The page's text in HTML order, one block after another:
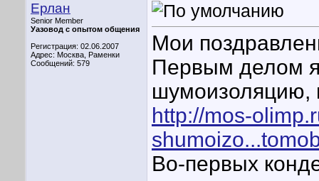
Ерлан
Senior Member
Уазовод с опытом общения
Регистрация: 02.06.2007
Адрес: Москва, Раменки
Сообщений: 579
Мои
Первым делом
шумоизоляцию,
http://mos-
Во-первых